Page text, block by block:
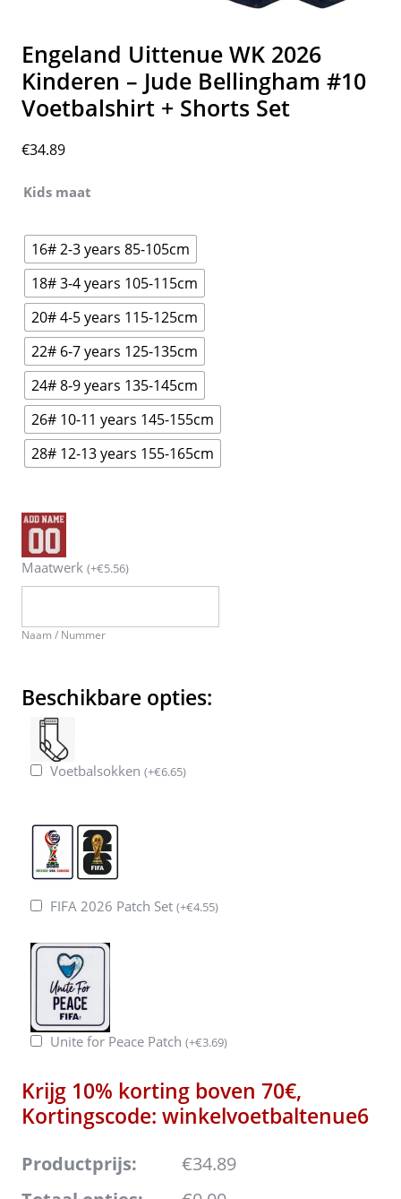
Engeland Uittenue WK 2026
Kinderen – Jude Bellingham #10
Voetbalshirt + Shorts Set
€34.89
Kids maat
16# 2-3 years 85-105cm
18# 3-4 years 105-115cm
20# 4-5 years 115-125cm
22# 6-7 years 125-135cm
24# 8-9 years 135-145cm
26# 10-11 years 145-155cm
28# 12-13 years 155-165cm
Maatwerk (+€5.56)
Naam / Nummer
Beschikbare opties:
Voetbalsokken (+€6.65)
FIFA 2026 Patch Set (+€4.55)
Unite for Peace Patch (+€3.69)
Krijg 10% korting boven 70€,
Kortingscode: winkelvoetbaltenue6
Productprijs:
€34.89